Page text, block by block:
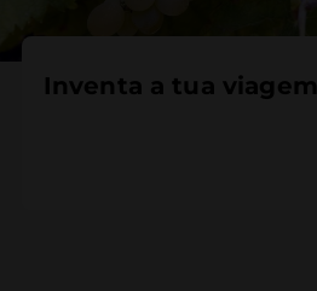
Inventa a tua viagem